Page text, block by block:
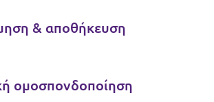
& αποθήκευση
ομοσπονδοποίηση